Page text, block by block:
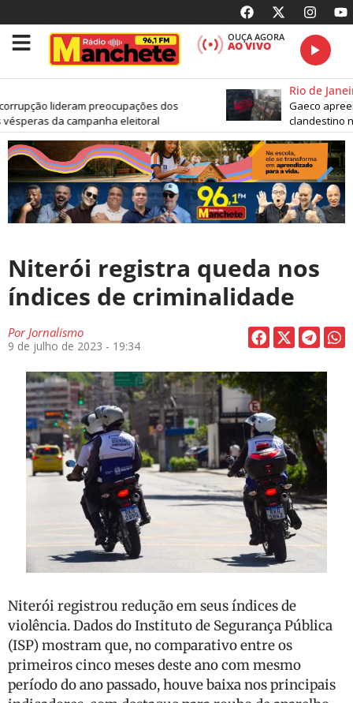
OUÇA AGORA
AO VIVO
lideram preocupações dos
da campanha eleitoral
Rio de
Gaeco
clandestino
Niterói registra queda nos
índices de criminalidade
PorJornalismo
9 de julho de 2023 - 19:34
Niterói registrou redução em seus índices de
violência. Dados do Instituto de Segurança Pública
(ISP) mostram que, no comparativo entre os
primeiros cinco meses deste ano com mesmo
período do ano passado, houve baixa nos principais